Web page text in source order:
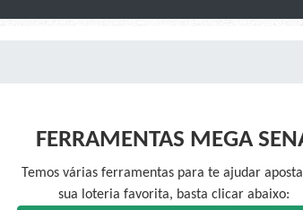
FERRAMENTAS MEGA
Temos várias ferramentas para te ajudar
sua loteria favorita, basta clicar abaixo: